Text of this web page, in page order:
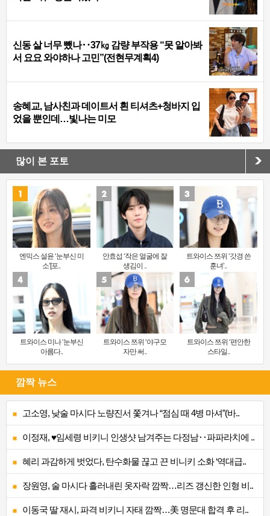
신동 살 너무 뺐나‥37㎏ 감량 부작용 “못 알아봐
서 요요 와야하나 고민”(전현무계획4)
송혜교, 남사친과 데이트서 흰 티셔츠+청바지 입
었을 뿐인데…빛나는 미모
많이 본 포토
엔믹스 설윤 ‘눈부신 미
소’[포..
안효섭 ‘작은 얼굴에 잘
생김이 ..
트와이스 쯔위 ‘갓경 쓴
훈녀’..
트와이스 미나 ‘눈부신
아름다..
트와이스 쯔위 ‘야구모
자만 써..
트와이스 쯔위 ‘편안한
스타일..
깜짝 뉴스
고소영, 낮술 마시다 노량진서 쫓겨나 “점심 때 4병 마셔”(바..
이정재, ♥임세령 비키니 인생샷 남겨주는 다정남‥파파라치에 ..
혜리 과감하게 벗었다, 탄수화물 끊고 끈 비니키 소화 ‘역대급..
장원영, 술 마시다 흘러내린 옷자락 깜짝…리즈 갱신한 인형 비..
이동국 딸 재시, 파격 비키니 자태 깜짝…美 명문대 합격 후 리..